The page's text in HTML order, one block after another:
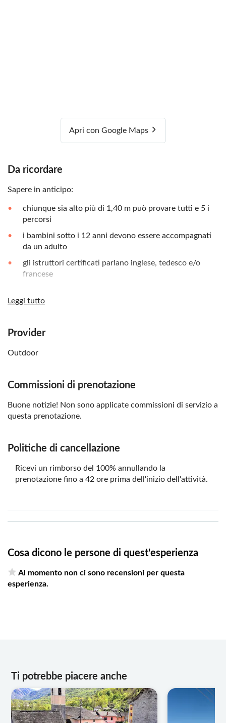
Apri con Google Maps
Da ricordare
Sapere in anticipo:
chiunque sia alto più di 1,40 m può provare tutti e 5 i
percorsi
i bambini sotto i 12 anni devono essere accompagnati
da un adulto
gli istruttori certificati parlano inglese, tedesco e/o
francese
si consigliano scarpe da ginnastica o scarpe da
l'esperienza non è accessibile in sedia a rotelle
Ricordati di portare:
Leggi tutto
Provider
Outdoor
Commissioni di prenotazione
Buone notizie! Non sono applicate commissioni di servizio a
questa prenotazione.
Politiche di cancellazione
Ricevi un rimborso del 100% annullando la
prenotazione fino a 42 ore prima dell'inizio dell'attività.
Cosa dicono le persone di quest'esperienza
Al momento non ci sono recensioni per questa
esperienza.
Ti potrebbe piacere anche